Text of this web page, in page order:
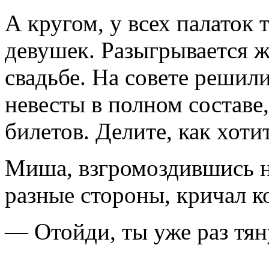
А кругом, у всех палаток
девушек. Разыгрывается
свадьбе. На совете
невесты в полном
билетов. Делите, как
Миша, взгромоздившись
разные стороны, кричал
— Отойди, ты уже раз